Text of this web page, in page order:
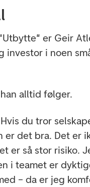
er Geir
investor i noen
alltid følger.
du tror
det bra. Det er
er så stor risiko.
i teamet er
– da er jeg